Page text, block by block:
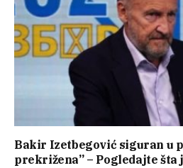
Bakir Izetbegović siguran u
prekrižena” – Pogledajte šta